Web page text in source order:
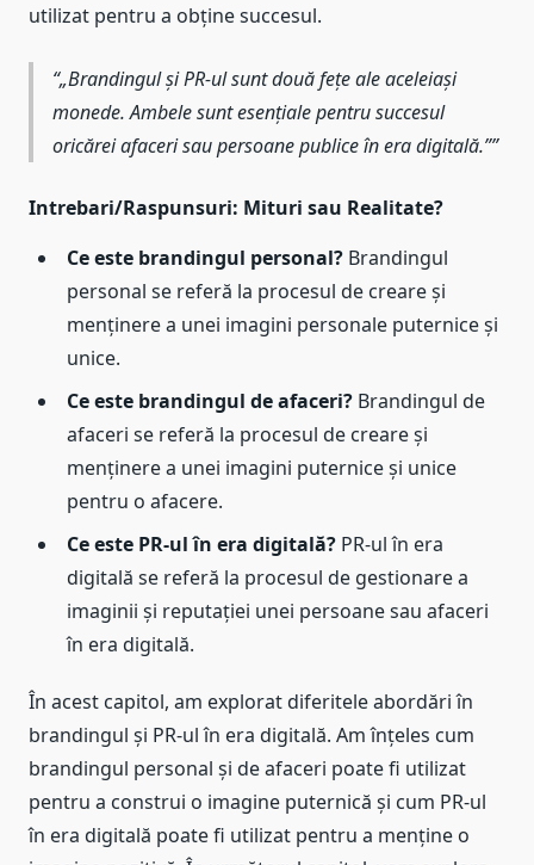
utilizat pentru a obține succesul.
„Brandingul și PR-ul sunt două fețe ale aceleiași
monede. Ambele sunt esențiale pentru succesul
oricărei afaceri sau persoane publice în era digitală.”
Intrebari/Raspunsuri: Mituri sau Realitate?
Ce este brandingul personal? Brandingul
personal se referă la procesul de creare și
menținere a unei imagini personale puternice și
unice.
Ce este brandingul de afaceri? Brandingul de
afaceri se referă la procesul de creare și
menținere a unei imagini puternice și unice
pentru o afacere.
Ce este PR-ul în era digitală? PR-ul în era
digitală se referă la procesul de gestionare a
imaginii și reputației unei persoane sau afaceri
în era digitală.
În acest capitol, am explorat diferitele abordări în
brandingul și PR-ul în era digitală. Am înțeles cum
brandingul personal și de afaceri poate fi utilizat
pentru a construi o imagine puternică și cum PR-ul
în era digitală poate fi utilizat pentru a menține o